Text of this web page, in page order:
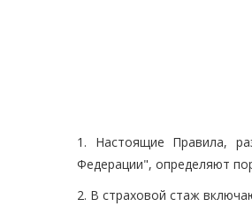
1. Настоящие Правила,
Федерации", определяют
2. В страховой стаж